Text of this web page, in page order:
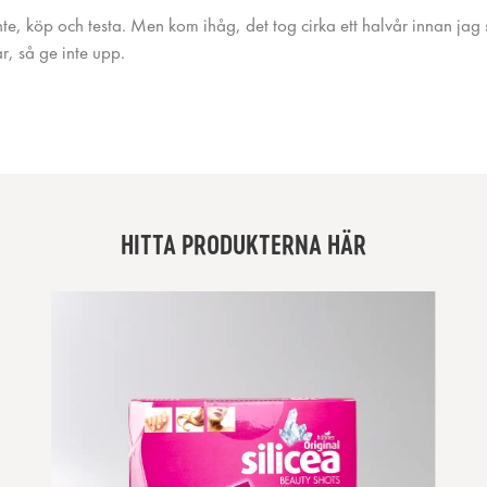
köp och testa. Men kom ihåg, det tog cirka ett halvår innan jag
så ge inte upp.
HITTA PRODUKTERNA HÄR